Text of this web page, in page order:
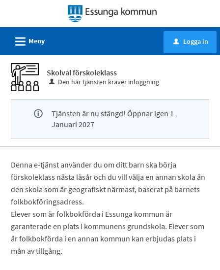
självservice
Essunga
kommun
L Meny u Logga in
Skolval förskoleklass
Den här tjänsten kräver inloggning
Tjänsten är nu stängd! Öppnar igen 1
Januari 2027
Denna e-tjänst använder du om ditt barn ska börja
förskoleklass nästa läsår och du vill välja en annan skola än
den skola som är geografiskt närmast, baserat på barnets
folkbokföringsadress.
Elever som är folkbokförda i Essunga kommun är
garanterade en plats i kommunens grundskola. Elever som
är folkbokförda i en annan kommun kan erbjudas plats i
mån av tillgång.